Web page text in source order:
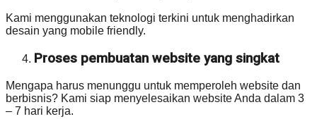
Kami menggunakan teknologi terkini untuk menghadirkan
desain yang mobile friendly.
Proses pembuatan website yang singkat
Mengapa harus menunggu untuk memperoleh website dan
berbisnis? Kami siap menyelesaikan website Anda dalam 3
– 7 hari kerja.